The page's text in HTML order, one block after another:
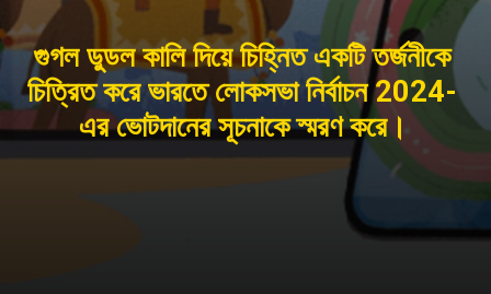
গুগল ডুডল কালি দিয়ে চিহ্নিত একটি তর্জনীকে
চিত্রিত করে ভারতে লোকসভা নির্বাচন 2024-
এর ভোটদানের সূচনাকে স্মরণ করে।